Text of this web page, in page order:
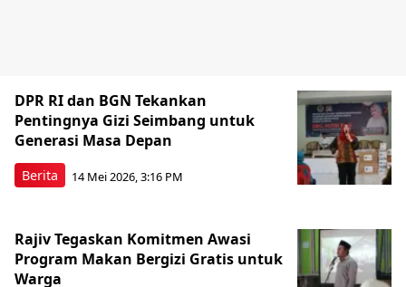
Berita
DPR RI dan BGN Tekankan
Pentingnya Gizi Seimbang untuk
Generasi Masa Depan
14 Mei 2026, 3:16 PM
Rajiv Tegaskan Komitmen Awasi
Program Makan Bergizi Gratis untuk
Warga